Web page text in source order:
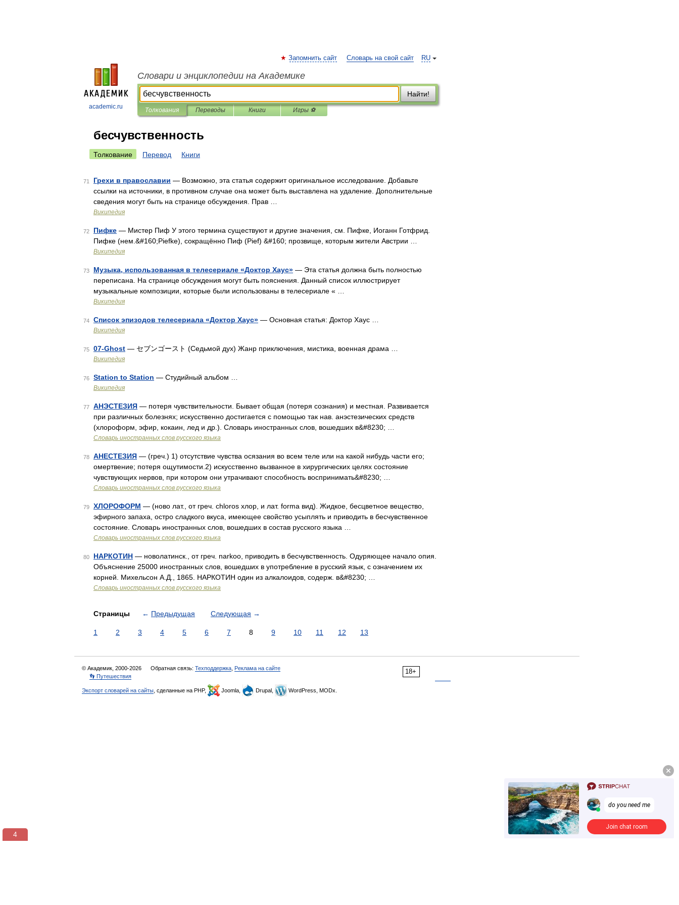
academic.ru
RU
Запомнить сайт Словарь на свой сайт
Словари и энциклопедии на Академике
Найти!
Толкования Переводы Книги Игры ⚽
бесчувственность
Толкование Перевод Книги
71 Грехи в православии — Возможно, эта статья содержит оригинальное исследование. Добавьте
ссылки на источники, в противном случае она может быть выставлена на удаление. Дополнительные
сведения могут быть на странице обсуждения. Прав …
Википедия
72 Пифке — Мистер Пиф У этого термина существуют и другие значения, см. Пифке, Иоганн Готфрид.
Пифке (нем.&#160;Piefke), сокращённо Пиф (Pief) &#160; прозвище, которым жители Австрии …
Википедия
73 Музыка, использованная в телесериале «Доктор Хаус» — Эта статья должна быть полностью
переписана. На странице обсуждения могут быть пояснения. Данный список иллюстрирует
музыкальные композиции, которые были использованы в телесериале « …
Википедия
74 Список эпизодов телесериала «Доктор Хаус» — Основная статья: Доктор Хаус …
Википедия
75 07-Ghost — セブンゴースト (Седьмой дух) Жанр приключения, мистика, военная драма …
Википедия
76 Station to Station — Студийный альбом …
Википедия
77 АНЭСТЕЗИЯ — потеря чувствительности. Бывает общая (потеря сознания) и местная. Развивается
при различных болезнях; искусственно достигается с помощью так нав. анэстезических средств
(хлороформ, эфир, кокаин, лед и др.). Словарь иностранных слов, вошедших в&#8230; …
Словарь иностранных слов русского языка
78 АНЕСТЕЗИЯ — (греч.) 1) отсутствие чувства осязания во всем теле или на какой нибудь части его;
омертвение; потеря ощутимости.2) искусственно вызванное в хирургических целях состояние
чувствующих нервов, при котором они утрачивают способность воспринимать&#8230; …
Словарь иностранных слов русского языка
79 ХЛОРОФОРМ — (ново лат., от греч. chloros хлор, и лат. forma вид). Жидкое, бесцветное вещество,
эфирного запаха, остро сладкого вкуса, имеющее свойство усыплять и приводить в бесчувственное
состояние. Словарь иностранных слов, вошедших в состав русского языка …
Словарь иностранных слов русского языка
80 НАРКОТИН — новолатинск., от греч. narkoo, приводить в бесчувственность. Одуряющее начало опия.
Объяснение 25000 иностранных слов, вошедших в употребление в русский язык, с означением их
корней. Михельсон А.Д., 1865. НАРКОТИН один из алкалоидов, содерж. в&#8230; …
Словарь иностранных слов русского языка
Страницы ← Предыдущая Следующая →
1 2 3 4 5 6 7 8 9 10 11 12 13
18+
© Академик, 2000-2026 Обратная связь: Техподдержка Реклама на сайте
👣 Путешествия
Экспорт словарей на сайты , сделанные на PHP, Joomla, Drupal, WordPress, MODx.
3